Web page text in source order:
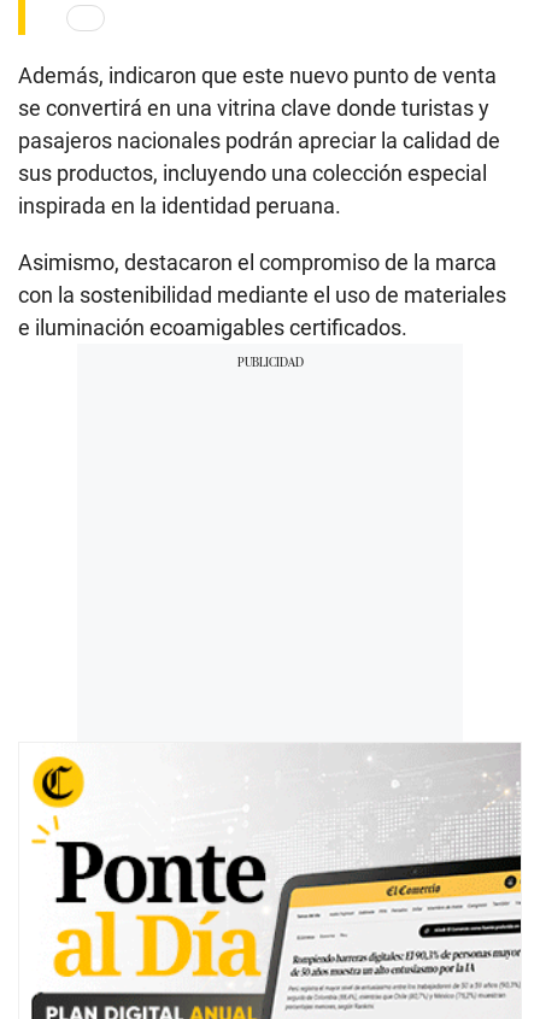
Además, indicaron que este nuevo punto de venta
se convertirá en una vitrina clave donde turistas y
pasajeros nacionales podrán apreciar la calidad de
sus productos, incluyendo una colección especial
inspirada en la identidad peruana.
Asimismo, destacaron el compromiso de la marca
con la sostenibilidad mediante el uso de materiales
e iluminación ecoamigables certificados.